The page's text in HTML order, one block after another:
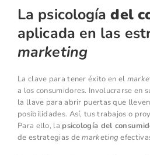
La psicologíadel
aplicada en las
marketing
La clave para tener éxito en el
a los consumidores. Involucrarse en
la llave para abrir puertas que
posibilidades. Así, tus trabajos o
Para ello, la psicología del
de estrategias demarketing